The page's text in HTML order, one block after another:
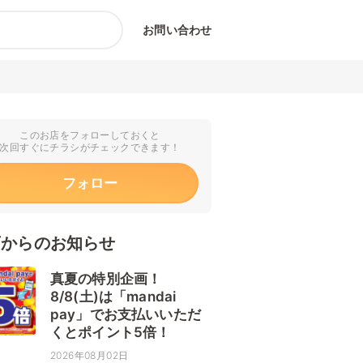
お問い合わせ
このお店をフォローしておくと
次回すぐにチラシがチェックできます！
フォロー
らのお知らせ
真夏の特別企画！
8/8(土)は「mandai
pay」でお支払いいただ
くとポイント5倍！
2026年08月02日